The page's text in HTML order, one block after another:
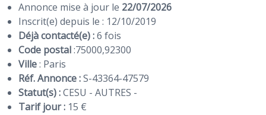
Annonce mise à jour le 22/07/2026
Inscrit(e) depuis le : 12/10/2019
Déjà contacté(e) :6 fois
Code postal:75000,92300
Ville: Paris
Réf. Annonce :S-43364-47579
Statut(s) :CESU - AUTRES -
Tarif jour : 15 €